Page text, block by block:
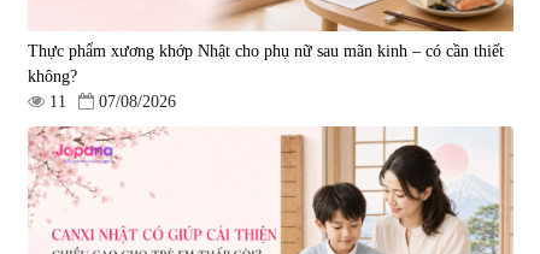
Tẩy tế bào chết Nichiei Bussan
Nano NMN+ Peeling Gel
Luxury 200g
1.490.000 đ
Viên uống hỗ trợ bền thành
mạch, ngừa tai biến Elastin Plus
& Nattokinase Hokoen 80 viên
|0
980.000 đ
Thực phẩm xương khớp Nhật cho phụ nữ sau mãn kinh – có cần thiết
không?
11
07/08/2026